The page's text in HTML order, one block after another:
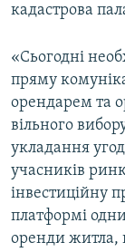
кадастрова
«Сьогодні
пряму
орендарем та
вільного
укладання
учасників
інвестиційну
платформі
оренди житла,